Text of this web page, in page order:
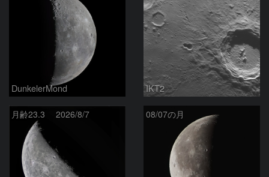
DunkelerMond IKT2
月齢23.3 2026/8/7 08/07の月